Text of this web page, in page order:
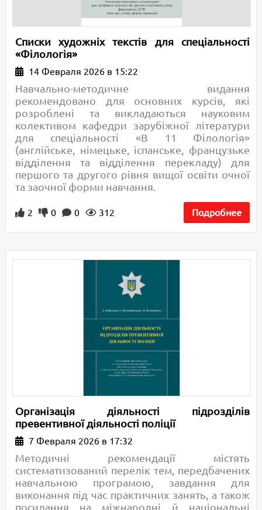
Списки художніх текстів для спеціальності
«Філологія»
14 Февраля 2026 в 15:22
Навчально-методичне видання
рекомендовано для основних курсів, які
розроблені та викладаються науковим
колективом кафедри зарубіжної літератури
для спеціальності «В 11 Філологія»
(англійське, німецьке, іспанське, французьке
відділення та відділення перекладу) для
першого та другого рівня вищої освіти очної
та заочної форми навчання.
2 0 0 312 Подробнее
Організація діяльності підрозділів
превентивної діяльності поліції
7 Февраля 2026 в 17:32
Методичні рекомендації містять
систематизований перелік тем, передбачених
навчальною програмою, завдання для
виконання під час практичних занять, а також
посилання на міжнародні й національні